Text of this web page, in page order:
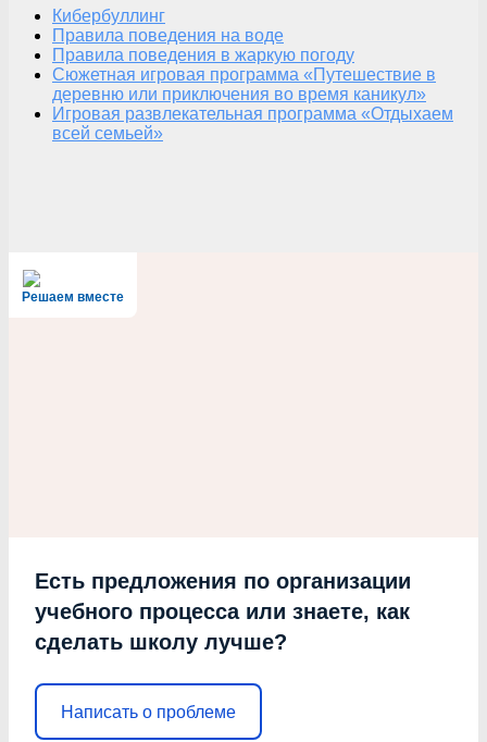
Кибербуллинг
Правила поведения на воде
Правила поведения в жаркую погоду
Сюжетная игровая программа «Путешествие в
деревню или приключения во время каникул»
Игровая развлекательная программа «Отдыхаем
всей семьей»
Решаем вместе
Есть предложения по организации
учебного процесса или знаете, как
сделать школу лучше?
Написать о проблеме